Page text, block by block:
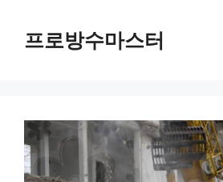
프로방수마스터